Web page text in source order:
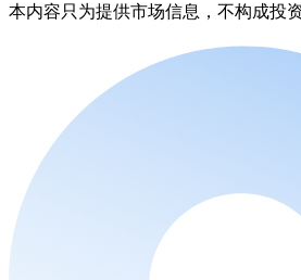
本内容只为提供市场信息，不构成投资